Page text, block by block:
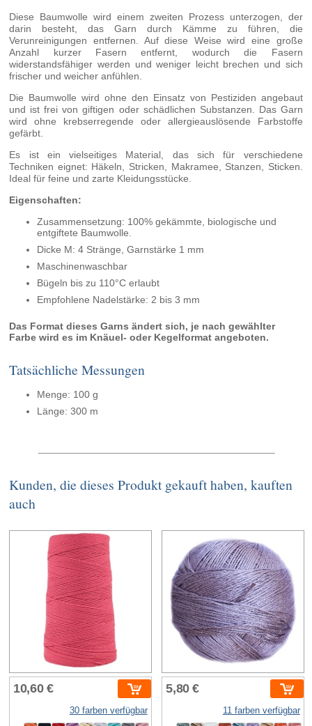
Diese Baumwolle wird einem zweiten Prozess unterzogen, der
darin besteht, das Garn durch Kämme zu führen, die
Verunreinigungen entfernen. Auf diese Weise wird eine große
Anzahl kurzer Fasern entfernt, wodurch die Fasern
widerstandsfähiger werden und weniger leicht brechen und sich
frischer und weicher anfühlen.
Die Baumwolle wird ohne den Einsatz von Pestiziden angebaut
und ist frei von giftigen oder schädlichen Substanzen. Das Garn
wird ohne krebserregende oder allergieauslösende Farbstoffe
gefärbt.
Es ist ein vielseitiges Material, das sich für verschiedene
Techniken eignet: Häkeln, Stricken, Makramee, Stanzen, Sticken.
Ideal für feine und zarte Kleidungsstücke.
Eigenschaften:
Zusammensetzung: 100% gekämmte, biologische und
entgiftete Baumwolle.
Dicke M: 4 Stränge, Garnstärke 1 mm
Maschinenwaschbar
Bügeln bis zu 110°C erlaubt
Empfohlene Nadelstärke: 2 bis 3 mm
Das Format dieses Garns ändert sich, je nach gewählter
Farbe wird es im Knäuel- oder Kegelformat angeboten.
Tatsächliche Messungen
Menge: 100 g
Länge: 300 m
Kunden, die dieses Produkt gekauft haben, kauften
auch
10,60 €
30 farben verfügbar
5,80 €
11 farben verfügbar